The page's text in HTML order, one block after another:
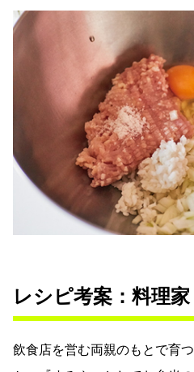
レシピ考案：料理
飲食店を営む両親のもとで育